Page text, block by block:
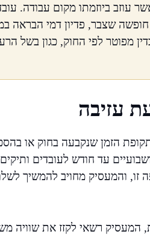
עוזב ביוזמתו מקום עבודה.
שצבר, פדיון דמי הבראה
מפוטר לפי החוק, כגון בשל
עזיבה
הזמן שנקבעה בחוק או
עד חודש לעובדים
זו, והמעסיק מחויב להמשיך
רשאי לקזז את שוויה